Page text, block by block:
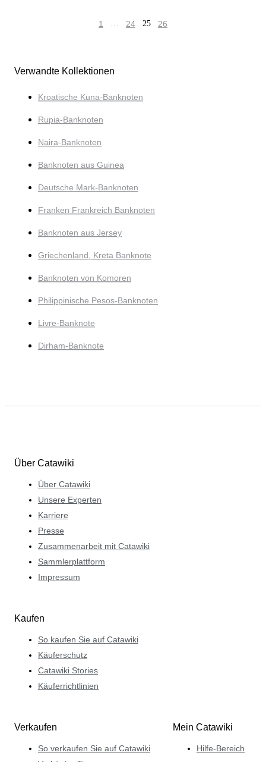
1 … 24 25 26
Verwandte Kollektionen
Kroatische Kuna-Banknoten
Rupia-Banknoten
Naira-Banknoten
Banknoten aus Guinea
Deutsche Mark-Banknoten
Franken Frankreich Banknoten
Banknoten aus Jersey
Griechenland, Kreta Banknote
Banknoten von Komoren
Philippinische Pesos-Banknoten
Livre-Banknote
Dirham-Banknote
Über Catawiki
Über Catawiki
Unsere Experten
Karriere
Presse
Zusammenarbeit mit Catawiki
Sammlerplattform
Impressum
Kaufen
So kaufen Sie auf Catawiki
Käuferschutz
Catawiki Stories
Käuferrichtlinien
Verkaufen
So verkaufen Sie auf Catawiki
Mein Catawiki
Hilfe-Bereich